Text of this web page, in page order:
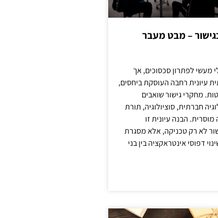
– מבט מעבר
מעשי לפתרון סכסוכים, אך
עיונית רחבה העוסקת ביחסים,
מחקרי גישור שואבים
חברתית, סוציולוגיה, תורת
הבנה עיונית זו
לא רק טכניקה, אלא מסגרת
דפוסי אינטראקציה בין בני